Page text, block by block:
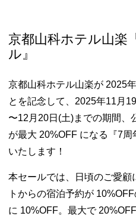
京都山科ホテル山楽
ル』
京都山科ホテル山楽が 2025
とを記念して、2025年11月
〜12月20日(土)までの期間、
が最大 20%OFF になる『7
いたします！
本セールでは、日頃のご愛顧
トからの宿泊予約が
に 10%OFF。最大で